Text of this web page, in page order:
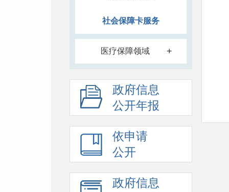
社会保障卡服务
医疗保障领域 +
政府信息
公开年报
依申请
公开
政府信息